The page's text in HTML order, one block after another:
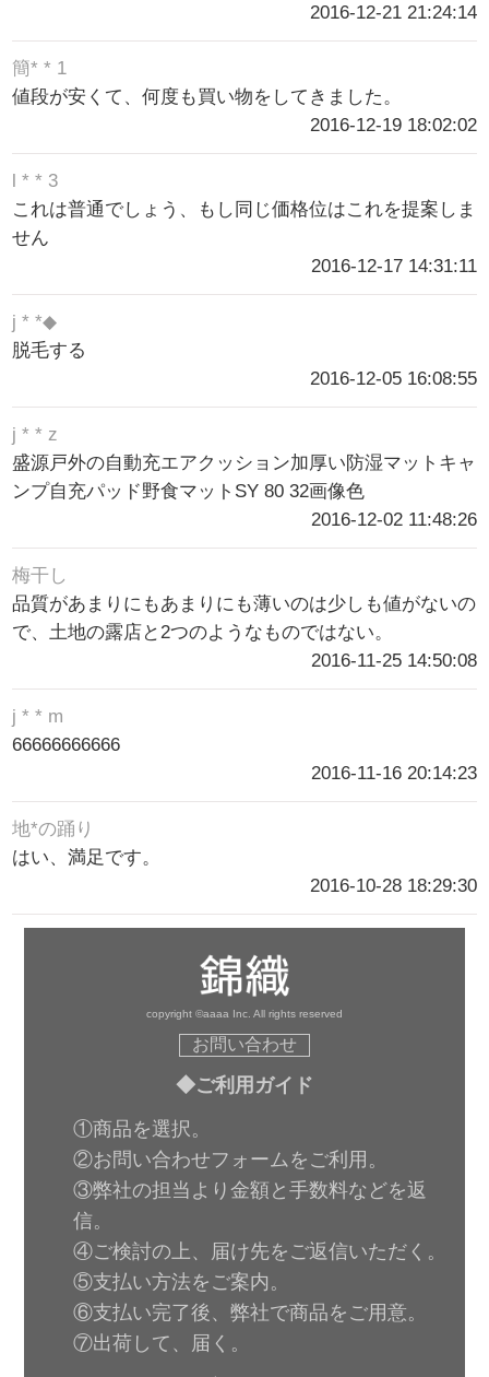
2016-12-21 21:24:14
簡* * 1
値段が安くて、何度も買い物をしてきました。
2016-12-19 18:02:02
l * * 3
これは普通でしょう、もし同じ価格位はこれを提案しま
せん
2016-12-17 14:31:11
j * *◆
脱毛する
2016-12-05 16:08:55
j * * z
盛源戸外の自動充エアクッション加厚い防湿マットキャ
ンプ自充パッド野食マットSY 80 32画像色
2016-12-02 11:48:26
梅干し
品質があまりにもあまりにも薄いのは少しも値がないの
で、土地の露店と2つのようなものではない。
2016-11-25 14:50:08
j * * m
66666666666
2016-11-16 20:14:23
地*の踊り
はい、満足です。
2016-10-28 18:29:30
copyright ©aaaa Inc. All rights reserved
お問い合わせ
◆ご利用ガイド
①商品を選択。
②お問い合わせフォームをご利用。
③弊社の担当より金額と手数料などを返
信。
④ご検討の上、届け先をご返信いただく。
⑤支払い方法をご案内。
⑥支払い完了後、弊社で商品をご用意。
⑦出荷して、届く。